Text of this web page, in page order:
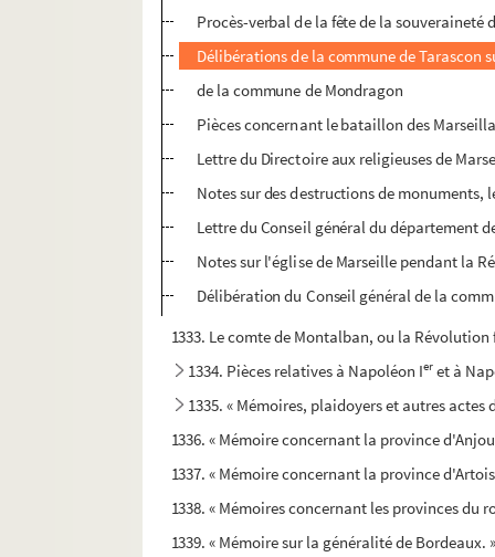
Procès-verbal de la fête de la
Délibérations de la commune de Tarascon
de la commune de Mondragon
Pièces concernant le bataillon des
Lettre du Directoire aux religieuses de
Notes sur des destructions de
Lettre du Conseil général du département
Notes sur l'église de Marseille pendant la
Délibération du Conseil général de la
1333. Le comte de Montalban, ou la Révolution
1334. Pièces relatives à Napoléon Ier et à
1335. « Mémoires, plaidoyers et autres
1336. « Mémoire concernant la province
1337. « Mémoire concernant la province
1338. « Mémoires concernant les provinces du
1339. « Mémoire sur la généralité de